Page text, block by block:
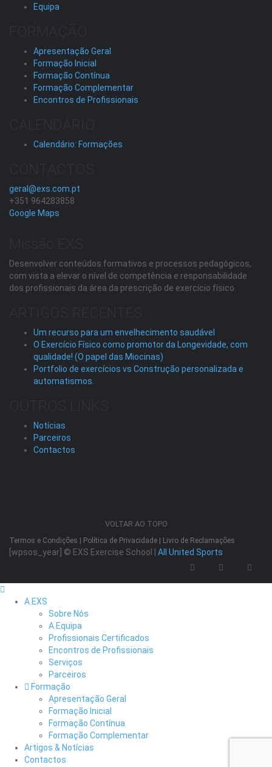
Equipa
Apresentação Geral
Formação Inicial
Formação Contínua
Formação Complementar
Encontros de Profissionais
Calendário: Formações
geral@exs.com.pt
+351 964283858
Google Maps
Desenvolver conteúdos formativos e processos pedagógicos,
com vista a elevar o nível de competência e responsabilidade
dos profissionais da área da prescrição de exercício físico.
Um recurso para um envelhecimento saudável
O Exercício Físico como promotor da Longevidade, com
qualidade! (O papel das Miocinas)
Portfolio de exercícios vs Construção personalizada e
automatismos.
Notícias
Parceiros
Contactos
VOLTAR AO TOPO
Termos e Condições Política de Privacidade Livro de Reclamações
[wpsos_year] © EXS Exercise School | All United Sports
A EXS
Sobre Nós
A Equipa
Profissionais Certificados
Encontros de Profissionais
Serviços
Parceiros
Formação
Apresentação Geral
Formação Inicial
Formação Contínua
Formação Complementar
Artigos & Notícias
Contactos